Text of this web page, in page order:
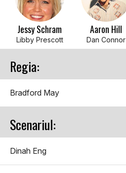
Jessy Schram
Libby Prescott
Aaron Hill
Dan Connor
Regia:
Bradford May
Scenariul:
Dinah Eng